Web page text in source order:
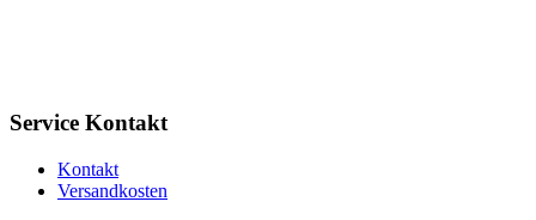
Service Kontakt
Kontakt
Versandkosten